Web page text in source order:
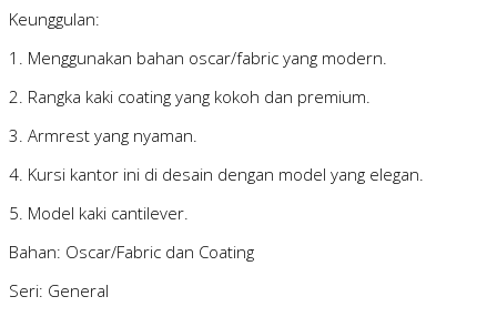
Keunggulan:
1. Menggunakan bahan oscar/fabric yang modern.
2. Rangka kaki coating yang kokoh dan premium.
3. Armrest yang nyaman.
4. Kursi kantor ini di desain dengan model yang elegan.
5. Model kaki cantilever.
Bahan: Oscar/Fabric dan Coating
Seri: General